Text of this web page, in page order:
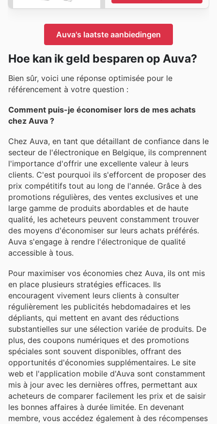
Auva's laatste aanbiedingen
Hoe kan ik geld besparen op Auva?
Bien sûr, voici une réponse optimisée pour le
référencement à votre question :
Comment puis-je économiser lors de mes achats
chez Auva ?
Chez Auva, en tant que détaillant de confiance dans le
secteur de l'électronique en Belgique, ils comprennent
l'importance d'offrir une excellente valeur à leurs
clients. C'est pourquoi ils s'efforcent de proposer des
prix compétitifs tout au long de l'année. Grâce à des
promotions régulières, des ventes exclusives et une
large gamme de produits abordables et de haute
qualité, les acheteurs peuvent constamment trouver
des moyens d'économiser sur leurs achats préférés.
Auva s'engage à rendre l'électronique de qualité
accessible à tous.
Pour maximiser vos économies chez Auva, ils ont mis
en place plusieurs stratégies efficaces. Ils
encouragent vivement leurs clients à consulter
régulièrement les publicités hebdomadaires et les
dépliants, qui mettent en avant des réductions
substantielles sur une sélection variée de produits. De
plus, des coupons numériques et des promotions
spéciales sont souvent disponibles, offrant des
opportunités d'économies supplémentaires. Le site
web et l'application mobile d'Auva sont constamment
mis à jour avec les dernières offres, permettant aux
acheteurs de comparer facilement les prix et de saisir
les bonnes affaires à durée limitée. En devenant
membre, vous accédez également à des récompenses